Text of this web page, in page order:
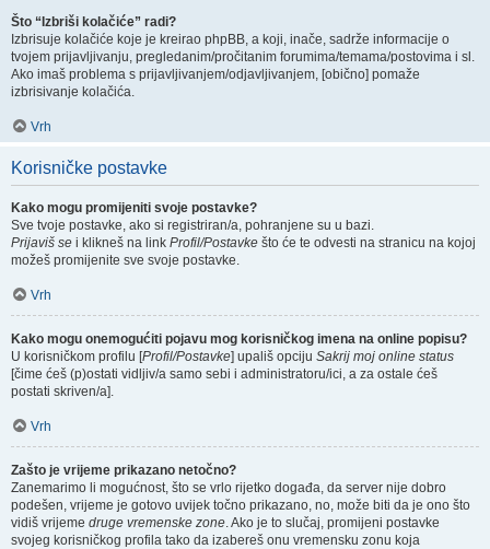
Što “Izbriši kolačiće” radi?
Izbrisuje kolačiće koje je kreirao phpBB, a koji, inače, sadrže informacije o
tvojem prijavljivanju, pregledanim/pročitanim forumima/temama/postovima i sl.
Ako imaš problema s prijavljivanjem/odjavljivanjem, [obično] pomaže
izbrisivanje kolačića.
Vrh
Korisničke postavke
Kako mogu promijeniti svoje postavke?
Sve tvoje postavke, ako si registriran/a, pohranjene su u bazi.
Prijaviš se i klikneš na link Profil/Postavke što će te odvesti na stranicu na kojoj
možeš promijenite sve svoje postavke.
Vrh
Kako mogu onemogućiti pojavu mog korisničkog imena na online popisu?
U korisničkom profilu [Profil/Postavke] upališ opciju Sakrij moj online status
[čime ćeš (p)ostati vidljiv/a samo sebi i administratoru/ici, a za ostale ćeš
postati skriven/a].
Vrh
Zašto je vrijeme prikazano netočno?
Zanemarimo li mogućnost, što se vrlo rijetko događa, da server nije dobro
podešen, vrijeme je gotovo uvijek točno prikazano, no, može biti da je ono što
vidiš vrijeme druge vremenske zone. Ako je to slučaj, promijeni postavke
svojeg korisničkog profila tako da izabereš onu vremensku zonu koja